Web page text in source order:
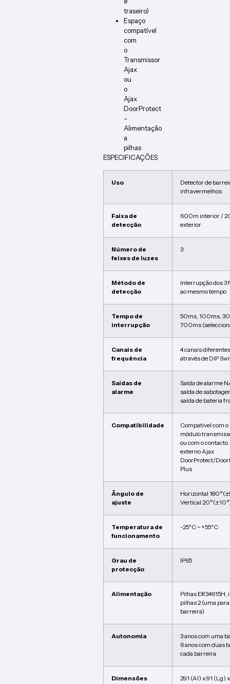
traseiro)
Espaço
compatível
com
o
Transmissor
Ajax
ou
o
Ajax
DoorProtect
–
Alimentação
a
pilhas
ESPECIFICAÇÕES
Uso
Detector de
infravermelhos
Faixa de
detecção
600m interior /
exterior
Número de
feixes de luzes
3
Método de
detecção
Interrupção dos 3
ao mesmo tempo
Tempo de
interrupção
50ms, 100ms,
700ms
Canais de
frequência
4 canais diferentes
através de DIP
Saídas de
alarme
Saída de alarme
saída de
saída de bateria
Compatibilidade
Compatível com o
módulo
ou com o contacto
externo Ajax
DoorProtect/
Plus
Ângulo de
ajuste
Horizontal
Vertical
Temperatura de
funcionamento
-25ºC ~ +55ºC
Grau de
protecção
IP65
Alimentação
Pilhas ER34615H,
pilhas 2 (uma
barreira)
Autonomia
3 anos com uma
6 anos com duas
cada barreira
Dimensões
291 (Al) x 91 (Lg)